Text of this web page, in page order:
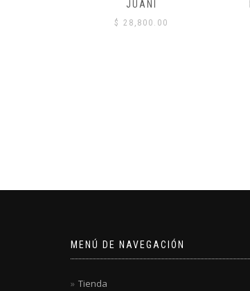
JUANI
$ 28,800.00
MENÚ DE NAVEGACIÓN
Tienda